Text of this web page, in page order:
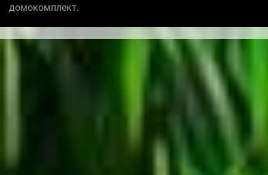
домокомплект.